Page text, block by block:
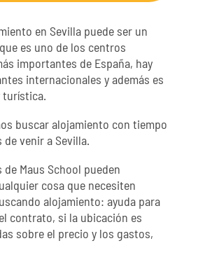
en Sevilla puede ser un
es uno de los centros
importantes de España, hay
internacionales y además es
turística.
buscar alojamiento con tiempo
venir a Sevilla.
Maus School pueden
cosa que necesiten
alojamiento: ayuda para
contrato, si la ubicación es
sobre el precio y los gastos,